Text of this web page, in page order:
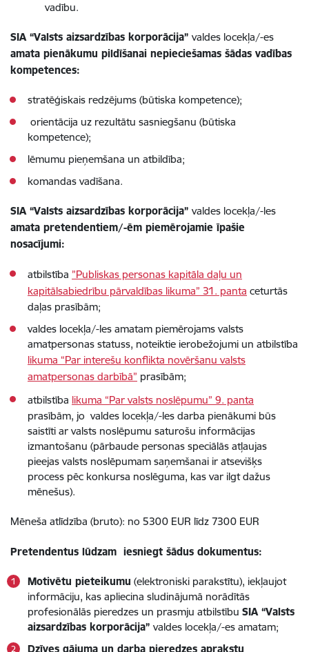
vadību.
SIA “Valsts aizsardzības korporācija” valdes locekļa/-es
amata pienākumu pildīšanai nepieciešamas šādas vadības
kompetences:
stratēģiskais redzējums (būtiska kompetence);
orientācija uz rezultātu sasniegšanu (būtiska
kompetence);
lēmumu pieņemšana un atbildība;
komandas vadīšana.
SIA “Valsts aizsardzības korporācija” valdes locekļa/-les
amata pretendentiem/-ēm piemērojamie īpašie
nosacījumi:
atbilstība ”Publiskas personas kapitāla daļu un
kapitālsabiedrību pārvaldības likuma” 31. panta ceturtās
daļas prasībām;
valdes locekļa/-les amatam piemērojams valsts
amatpersonas statuss, noteiktie ierobežojumi un atbilstība
likuma “Par interešu konflikta novēršanu valsts
amatpersonas darbībā” prasībām;
atbilstība likuma “Par valsts noslēpumu” 9. panta
prasībām, jo valdes locekļa/-les darba pienākumi būs
saistīti ar valsts noslēpumu saturošu informācijas
izmantošanu (pārbaude personas speciālās atļaujas
pieejas valsts noslēpumam saņemšanai ir atsevišķs
process pēc konkursa noslēguma, kas var ilgt dažus
mēnešus).
Mēneša atlīdzība (bruto): no 5300 EUR līdz 7300 EUR
Pretendentus lūdzam iesniegt šādus dokumentus:
Motivētu pieteikumu (elektroniski parakstītu), iekļaujot
informāciju, kas apliecina sludinājumā norādītās
profesionālās pieredzes un prasmju atbilstību SIA “Valsts
aizsardzības korporācija” valdes locekļa/-es amatam;
Dzīves gājuma un darba pieredzes aprakstu